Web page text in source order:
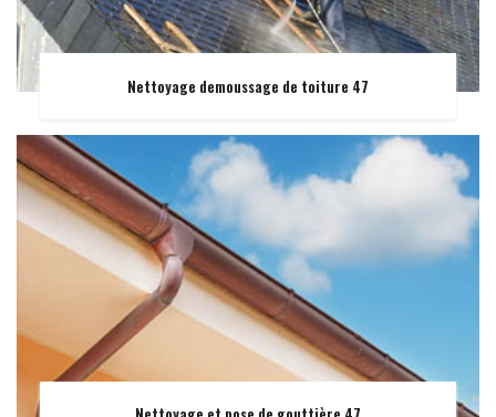
Nettoyage demoussage de toiture 47